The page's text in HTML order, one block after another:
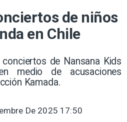
de niños
en Chile
de Nansana Kids
medio de acusaciones
Kamada.
De 2025 17:50